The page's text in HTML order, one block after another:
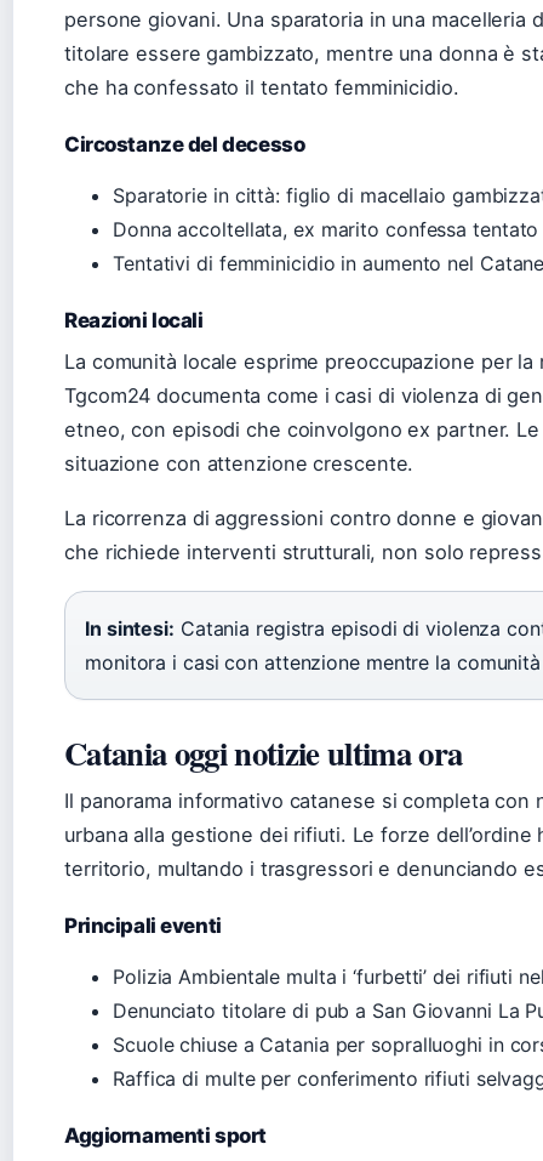
persone giovani. Una sparatoria in una
titolare essere gambizzato, mentre una donna è
che ha confessato il tentato femminicidio.
Circostanze del decesso
Sparatorie in città: figlio di macellaio
Donna accoltellata, ex marito confessa
Tentativi di femminicidio in aumento nel
Reazioni locali
La comunità locale esprime preoccupazione per
Tgcom24 documenta come i casi di violenza di
etneo, con episodi che coinvolgono ex partner.
situazione con attenzione crescente.
La ricorrenza di aggressioni contro donne e
che richiede interventi strutturali, non solo
In sintesi: Catania registra episodi di violenza
monitora i casi con attenzione mentre la
Catania oggi notizie ultima ora
Il panorama informativo catanese si completa con
urbana alla gestione dei rifiuti. Le forze
territorio, multando i trasgressori e denunciando
Principali eventi
Polizia Ambientale multa i ‘furbetti’ dei rifiuti
Denunciato titolare di pub a San Giovanni La
Scuole chiuse a Catania per sopralluoghi in
Raffica di multe per conferimento rifiuti
Aggiornamenti sport